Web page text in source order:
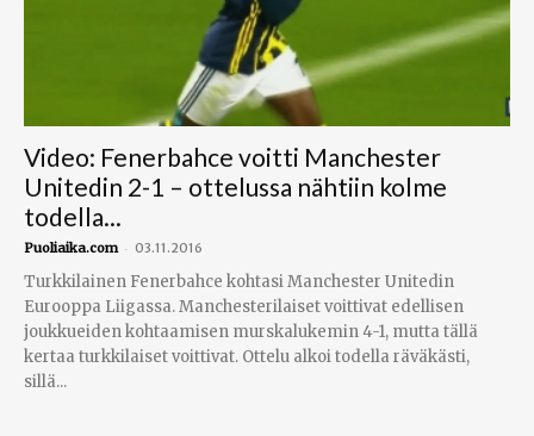
Video: Fenerbahce voitti Manchester
Unitedin 2-1 – ottelussa nähtiin kolme
todella...
Puoliaika.com - 03.11.2016
Turkkilainen Fenerbahce kohtasi Manchester Unitedin
Eurooppa Liigassa. Manchesterilaiset voittivat edellisen
joukkueiden kohtaamisen murskalukemin 4-1, mutta tällä
kertaa turkkilaiset voittivat. Ottelu alkoi todella räväkästi,
sillä...